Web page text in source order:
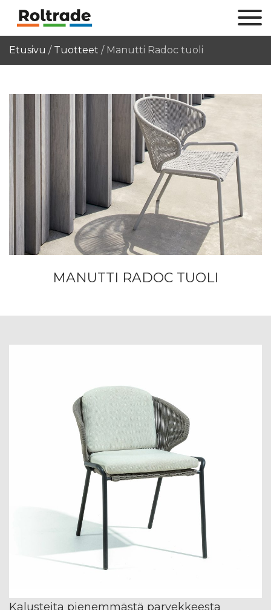
Etusivu / Tuotteet / Manutti Radoc tuoli
MANUTTI RADOC TUOLI
Kalusteita pienemmästä parvekkeesta